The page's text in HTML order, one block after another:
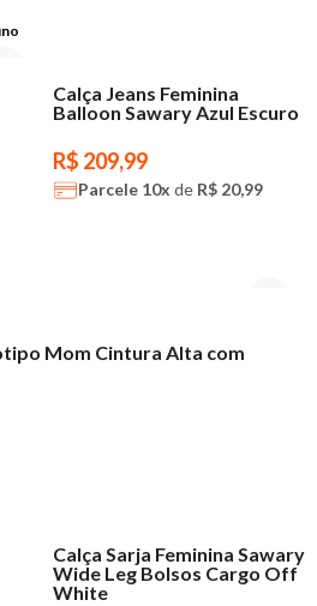
Calça Jeans Feminina
Balloon Sawary Azul Escuro
R$ 209,99
Parcele 10x de R$ 20,99
Mom Cintura Alta com
Calça Sarja Feminina Sawary
Wide Leg Bolsos Cargo Off
White